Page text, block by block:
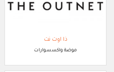
ذا اوت نت
موضة واكسسوارات